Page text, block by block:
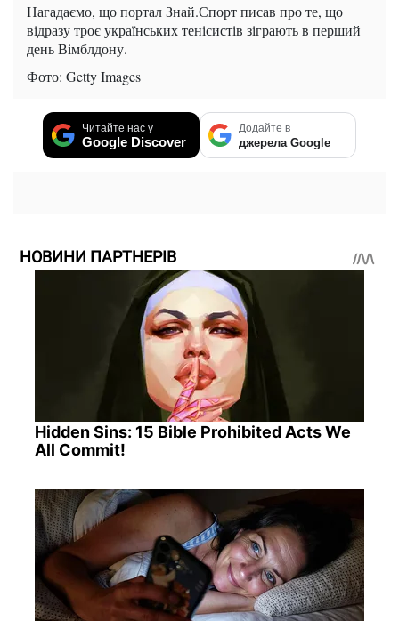
Нагадаємо, що портал Знай.Спорт писав про те, що
відразу троє українських тенісистів зіграють в перший
день Вімблдону.
Фото: Getty Images
Читайте нас у
Google Discover
Додайте в
джерела Google
НОВИНИ ПАРТНЕРІВ
Hidden Sins: 15 Bible Prohibited Acts We
All Commit!